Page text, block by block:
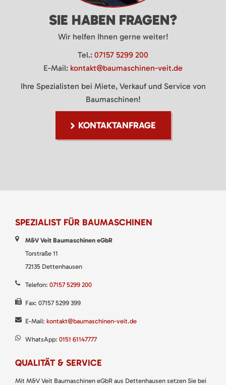
SIE HABEN FRAGEN?
Wir helfen Ihnen gerne weiter!
Tel.: 07157 5299 200
E-Mail: kontakt@baumaschinen-veit.de
Ihre Spezialisten bei Miete, Verkauf und Service von
Baumaschinen!
KONTAKTANFRAGE
SPEZIALIST FÜR BAUMASCHINEN
M&V Veit Baumaschinen eGbR
Torstraße 11
72135 Dettenhausen
Telefon: 07157 5299 200
Fax: 07157 5299 399
E-Mail: kontakt@baumaschinen-veit.de
WhatsApp: 0151 61147777
QUALITÄT & SERVICE
Mit M&V Veit Baumaschinen eGbR aus Dettenhausen setzen Sie bei